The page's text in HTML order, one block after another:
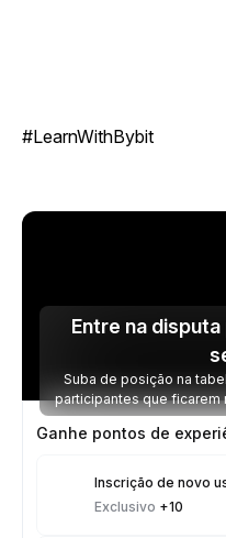
#LearnWithBybit
Entre na disputa
Suba de posição na
participantes que ficarem
prêmio de
Ganhe pontos de
Inscrição de novo
Exclusivo +10